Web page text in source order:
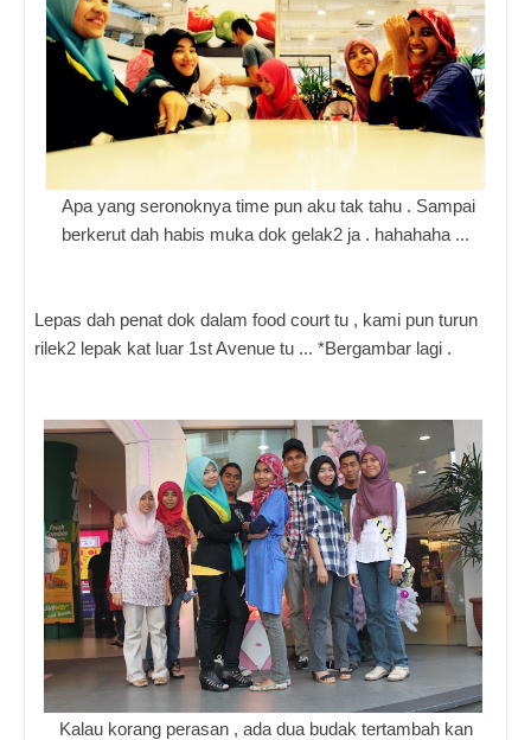
Apa yang seronoknya time pun aku tak tahu . Sampai
berkerut dah habis muka dok gelak2 ja . hahahaha ...
Lepas dah penat dok dalam food court tu , kami pun turun
rilek2 lepak kat luar 1st Avenue tu ... *Bergambar lagi .
Kalau korang perasan , ada dua budak tertambah kan